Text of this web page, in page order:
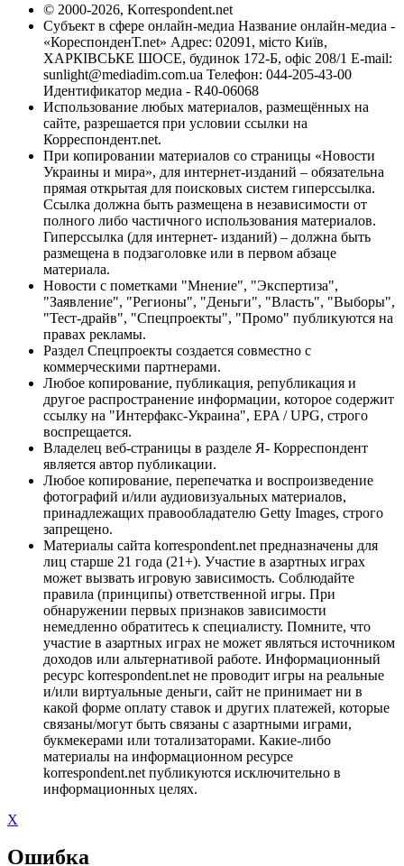
© 2000-2026, Korrespondent.net
Субъект в сфере онлайн-медиа Название онлайн-медиа -
«КореспонденТ.net» Адрес: 02091, місто Київ,
ХАРКІВСЬКЕ ШОСЕ, будинок 172-Б, офіс 208/1 E-mail:
sunlight@mediadim.com.ua Телефон: 044-205-43-00
Идентификатор медиа - R40-06068
Использование любых материалов, размещённых на
сайте, разрешается при условии ссылки на
Корреспондент.net.
При копировании материалов со страницы «Новости
Украины и мира», для интернет-изданий – обязательна
прямая открытая для поисковых систем гиперссылка.
Ссылка должна быть размещена в независимости от
полного либо частичного использования материалов.
Гиперссылка (для интернет- изданий) – должна быть
размещена в подзаголовке или в первом абзаце
материала.
Новости с пометками "Мнение", "Экспертиза",
"Заявление", "Регионы", "Деньги", "Власть", "Выборы",
"Тест-драйв", "Спецпроекты", "Промо" публикуются на
правах рекламы.
Раздел Спецпроекты создается совместно с
коммерческими партнерами.
Любое копирование, публикация, републикация и
другое распространение информации, которое содержит
ссылку на "Интерфакс-Украина", EPA / UPG, строго
воспрещается.
Владелец веб-страницы в разделе Я- Корреспондент
является автор публикации.
Любое копирование, перепечатка и воспроизведение
фотографий и/или аудиовизуальных материалов,
принадлежащих правообладателю Getty Images, строго
запрещено.
Материалы сайта korrespondent.net предназначены для
лиц старше 21 года (21+). Участие в азартных играх
может вызвать игровую зависимость. Соблюдайте
правила (принципы) ответственной игры. При
обнаружении первых признаков зависимости
немедленно обратитесь к специалисту. Помните, что
участие в азартных играх не может являться источником
доходов или альтернативой работе. Информационный
ресурс korrespondent.net не проводит игры на реальные
и/или виртуальные деньги, сайт не принимает ни в
какой форме оплату ставок и других платежей, которые
связаны/могут быть связаны с азартными играми,
букмекерами или тотализаторами. Какие-либо
материалы на информационном ресурсе
korrespondent.net публикуются исключительно в
информационных целях.
X
Ошибка